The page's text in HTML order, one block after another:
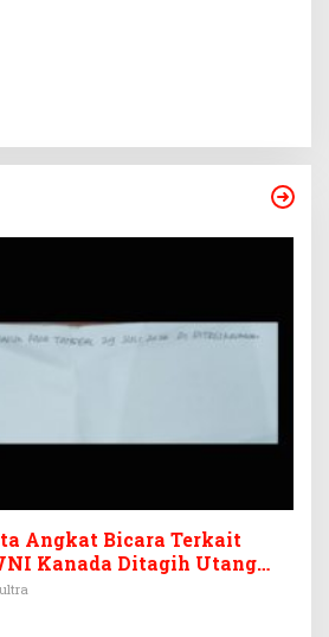
Angkat Bicara Terkait
Kanada Ditagih Utang